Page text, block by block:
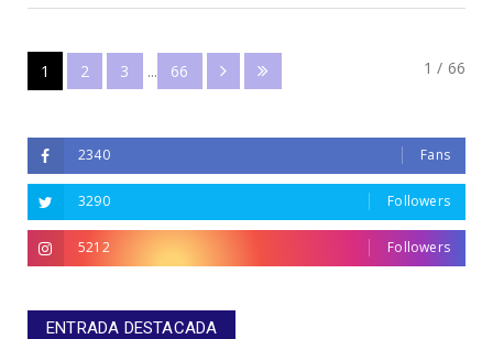
1 / 66
1 2 3 ... 66
2340 Fans
3290 Followers
5212 Followers
ENTRADA DESTACADA